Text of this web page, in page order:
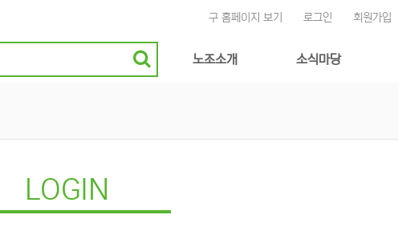
구 홈페이지 보기 로그인 회원가입
노조소개 소식마당
LOGIN